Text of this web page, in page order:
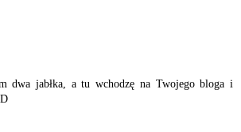
dwa jabłka, a tu wchodzę na Twojego bloga i